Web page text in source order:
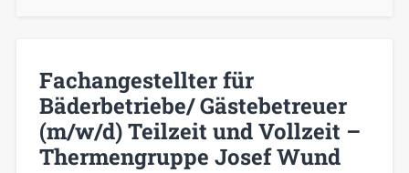
Fachangestellter für
Bäderbetriebe/ Gästebetreuer
(m/w/d) Teilzeit und Vollzeit –
Thermengruppe Josef Wund